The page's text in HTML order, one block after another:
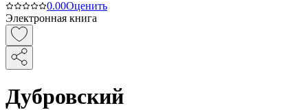
0.00Оценить
Электронная книга
Дубровский